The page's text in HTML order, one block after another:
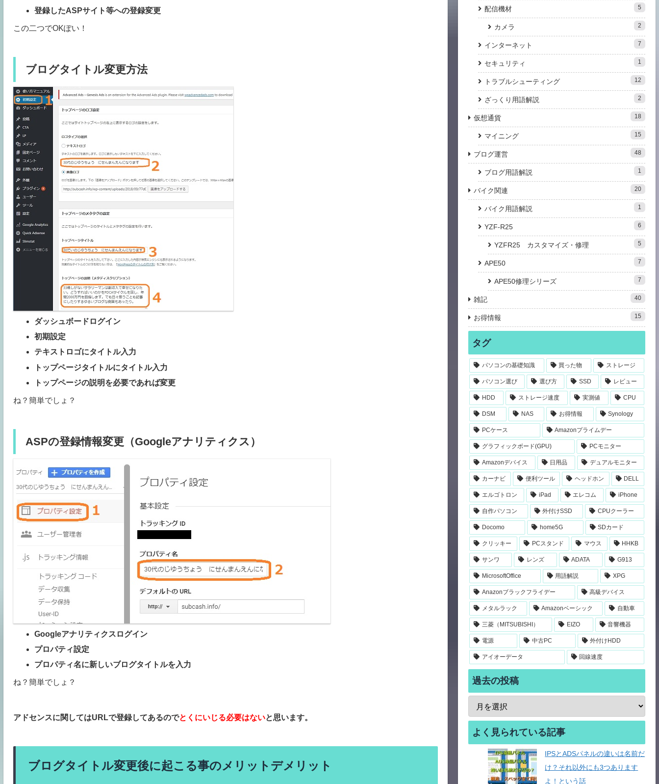
登録したASPサイト等への登録変更
この二つでOKぽい！
ブログタイトル変更方法
ダッシュボードログイン
初期設定
テキストロゴにタイトル入力
トップページタイトルにタイトル入力
トップページの説明を必要であれば変更
ね？簡単でしょ？
ASPの登録情報変更（Googleアナリティクス）
Googleアナリティクスログイン
プロパティ設定
プロパティ名に新しいブログタイトルを入力
ね？簡単でしょ？
アドセンスに関してはURLで登録してあるのでとくにいじる必要はないと思います。
ブログタイトル変更後に起こる事のメリットデメリット
配信機材 5
カメラ 2
インターネット 7
セキュリティ 1
トラブルシューティング 12
ざっくり用語解説 2
仮想通貨 18
マイニング 15
ブログ運営 48
ブログ用語解説 1
バイク関連 20
バイク用語解説 1
YZF-R25 6
YZFR25 カスタマイズ・修理 5
APE50 7
APE50修理シリーズ 7
雑記 40
お得情報 15
タグ
パソコンの基礎知識 買った物 ストレージ
パソコン選び 選び方 SSD レビュー
HDD ストレージ速度 実測値 CPU
DSM NAS お得情報 Synology
PCケース Amazonプライムデー
グラフィックボード(GPU) PCモニター
Amazonデバイス 日用品 デュアルモニター
カーナビ 便利ツール ヘッドホン DELL
エルゴトロン iPad エレコム iPhone
自作パソコン 外付けSSD CPUクーラー
Docomo home5G SDカード
クリッキー PCスタンド マウス HHKB
サンワ レンズ ADATA G913
MicrosoftOffice 用語解説 XPG
Anazonブラックフライデー 高級デバイス
メタルラック Amazonベーシック 自動車
三菱（MITSUBISHI） EIZO 音響機器
電源 中古PC 外付けHDD
アイオーデータ 回線速度
過去の投稿
よく見られている記事
IPSとADSパネルの違いは名前だ
け？それ以外にも3つあります
よ！という話